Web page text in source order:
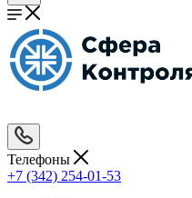
Телефоны
+7 (342) 254-01-53